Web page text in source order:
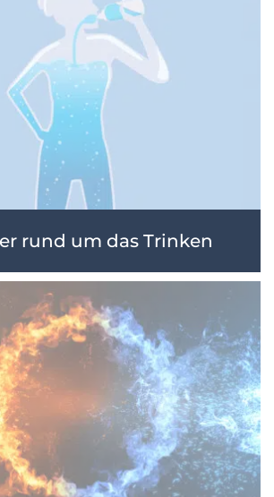
rund um das Trinken